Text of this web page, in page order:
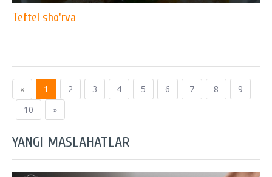
Teftel sho'rva
« 1 2 3 4 5 6 7 8
9
10
»
YANGI MASLAHATLAR